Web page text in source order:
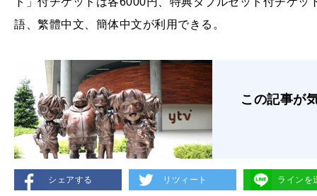
語、繁體中文、簡体中文が利用できる。
この記事が
シェアする リツィート ラインを